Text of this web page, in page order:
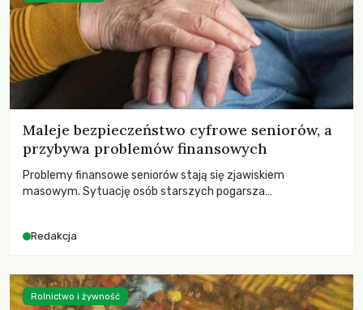
Maleje bezpieczeństwo cyfrowe seniorów, a
przybywa problemów finansowych
Problemy finansowe seniorów stają się zjawiskiem
masowym. Sytuację osób starszych pogarsza
Redakcja
Rolnictwo i żywność